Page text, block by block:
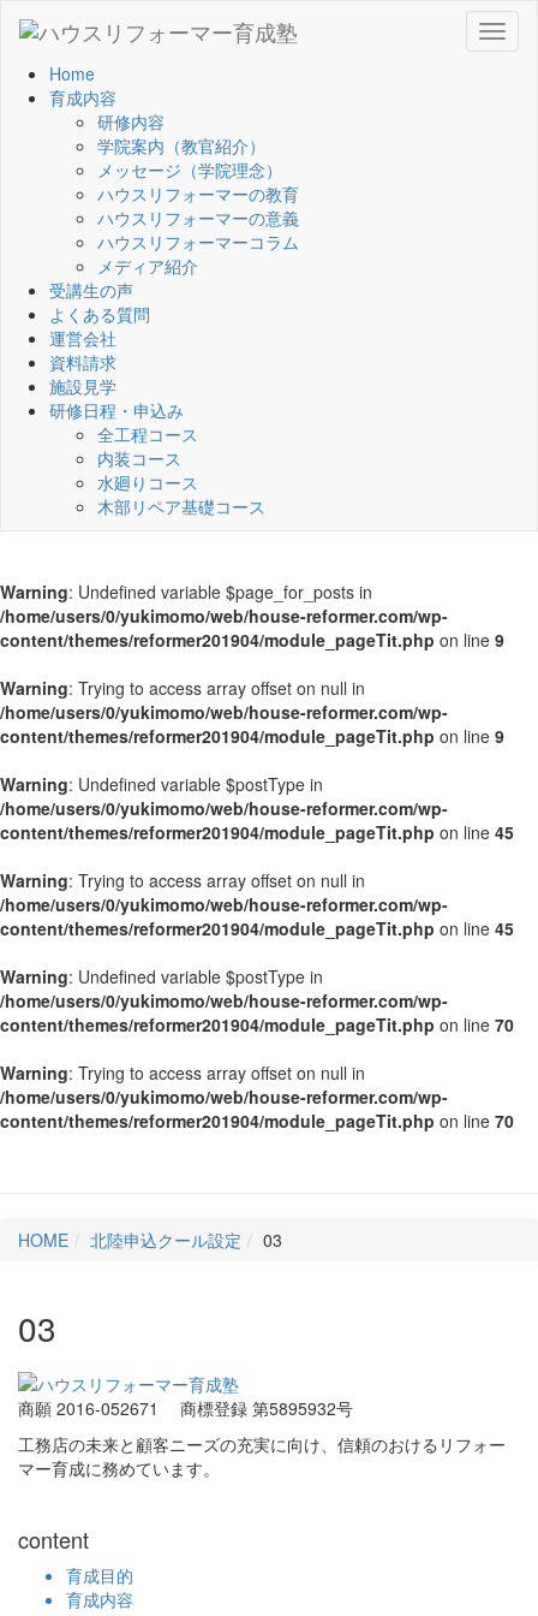
Home
育成内容
研修内容
学院案内（教官紹介）
メッセージ（学院理念）
ハウスリフォーマーの教育
ハウスリフォーマーの意義
ハウスリフォーマーコラム
メディア紹介
受講生の声
よくある質問
運営会社
資料請求
施設見学
研修日程・申込み
全工程コース
内装コース
水廻りコース
木部リペア基礎コース
Warning: Undefined variable $page_for_posts in
/home/users/0/yukimomo/web/house-reformer.com/wp-
content/themes/reformer201904/module_pageTit.php on line 9
Warning: Trying to access array offset on null in
/home/users/0/yukimomo/web/house-reformer.com/wp-
content/themes/reformer201904/module_pageTit.php on line 9
Warning: Undefined variable $postType in
/home/users/0/yukimomo/web/house-reformer.com/wp-
content/themes/reformer201904/module_pageTit.php on line 45
Warning: Trying to access array offset on null in
/home/users/0/yukimomo/web/house-reformer.com/wp-
content/themes/reformer201904/module_pageTit.php on line 45
Warning: Undefined variable $postType in
/home/users/0/yukimomo/web/house-reformer.com/wp-
content/themes/reformer201904/module_pageTit.php on line 70
Warning: Trying to access array offset on null in
/home/users/0/yukimomo/web/house-reformer.com/wp-
content/themes/reformer201904/module_pageTit.php on line 70
HOME 北陸申込クール設定 03
03
商願 2016-052671
商標登録 第5895932号
工務店の未来と顧客ニーズの充実に向け、信頼のおけるリフォー
マー育成に務めています。
content
育成目的
育成内容